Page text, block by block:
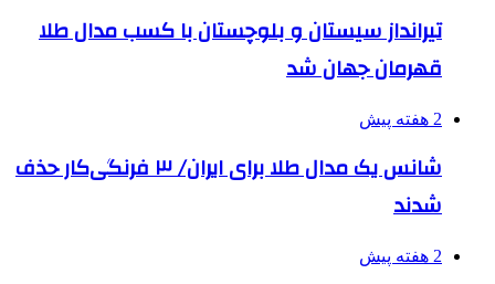
تیرانداز سیستان و بلوچستان با کسب مدال طلا
قهرمان جهان شد
2 هفته پیش
شانس یک مدال طلا برای ایران/ ۳ فرنگی‌کار حذف
شدند
2 هفته پیش